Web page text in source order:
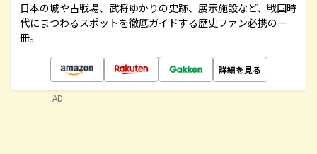
日本の城や古戦場、武将ゆかりの史跡、展示施設など、戦国時
代にまつわるスポットを徹底ガイドする歴史ファン必携の一
冊。
詳細を見る
AD